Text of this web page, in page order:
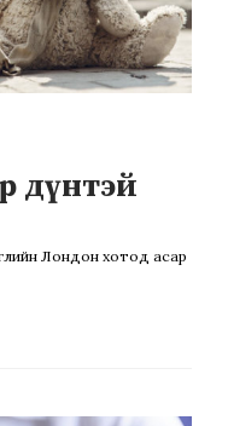
дүнтэй
Лондон хотод асар